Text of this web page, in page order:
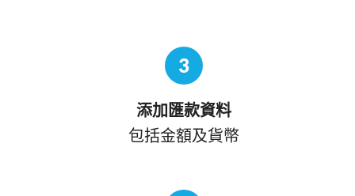
3
添加匯款資料
包括金額及貨幣